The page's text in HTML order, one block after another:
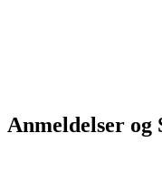
Anmeldelser og